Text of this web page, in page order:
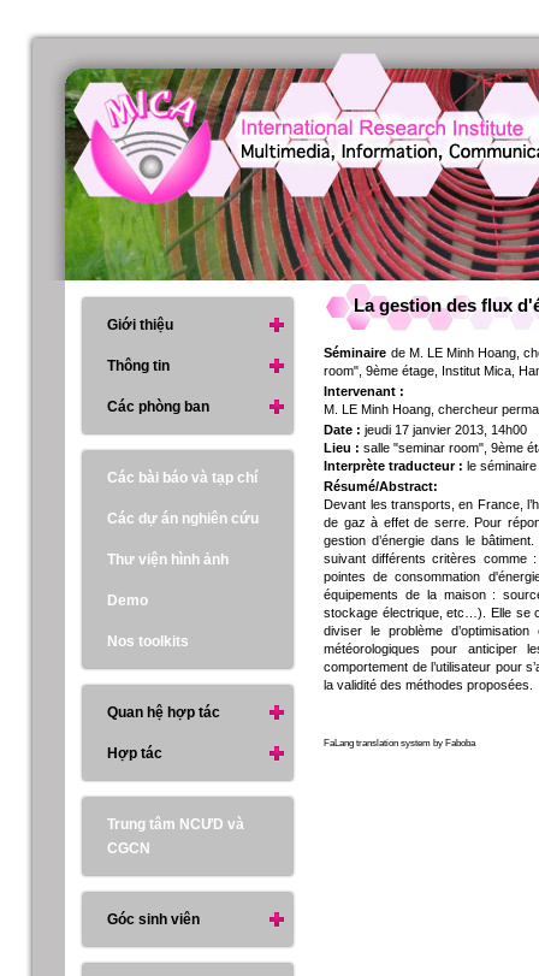
La gestion des flux
Séminaire de M. LE Minh Hoang,
room", 9ème étage, Institut Mica,
Intervenant :
M. LE Minh Hoang, chercheur
Date : jeudi 17 janvier 2013, 14h00
Lieu : salle "seminar room", 9ème
Interprète traducteur : le
Résumé/Abstract:
Devant les transports, en France,
de gaz à effet de serre. Pour
gestion d’énergie dans le
suivant différents critères comme
pointes de consommation
équipements de la maison :
stockage électrique, etc…). Elle se
diviser le problème
météorologiques pour anticiper
comportement de l’utilisateur pour
la validité des méthodes proposées.
FaLang translation system by Faboba
Giới thiệu
Thông tin
Các phòng ban
Các bài báo và tạp chí
Các dự án nghiên cứu
Thư viện hình ảnh
Demo
Nos toolkits
Quan hệ hợp tác
Hợp tác
Trung tâm NCƯD và
CGCN
Góc sinh viên